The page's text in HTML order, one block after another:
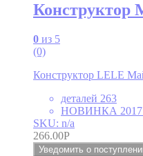
Конструктор
0 из 5
(0)
Конструктор LELE
деталей 263
НОВИНКА 2017
SKU: n/a
266.00Р
Уведомить о